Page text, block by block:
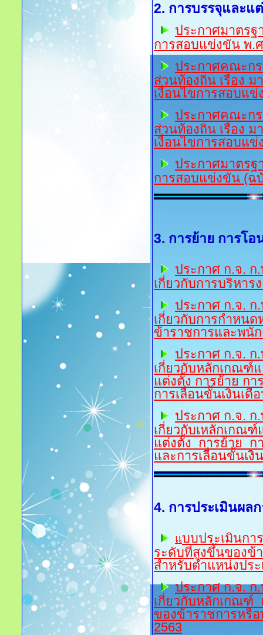
2. การบรรจุและแ
ประกาศมาตรฐ
การสอบแข่งขัน พ.
ประกาศคณะก
ส่วนท้องถิ่น เรื่อง
เงื่อนไขการสอบแ
ประกาศคณะก
ส่วนท้องถิ่น เรื่อง
เงื่อนไขการสอบแ
ประกาศมาตรฐ
การสอบแข่งขัน (ฉ
3. การย้าย การโอ
ประกาศ ก.จ. ก
เกี่ยวกับการบริหา
ประกาศ ก.จ. ก
เกี่ยวกับการกำหน
ข้าราชการและพนั
ประกาศ ก.จ. ก
เกี่ยวกับหลักเกณฑ์
แต่งตั้ง การย้าย ก
การเลื่อนขั้นเงินเดื
ประกาศ ก.จ. ก
เกี่ยวกับเหลักเกณฑ์
แต่งตั้ง การย้าย ก
และการเลื่อนขั้นเงิ
4. การประเมินผล
แบบประเมินกา
ระดับที่สูงขึ้นของข้
สำหรับตำแหน่งปร
ประกาศ ก.จ. ก
เกี่ยวกับหลักเกณฑ์
ของข้าราชการหรื
2563